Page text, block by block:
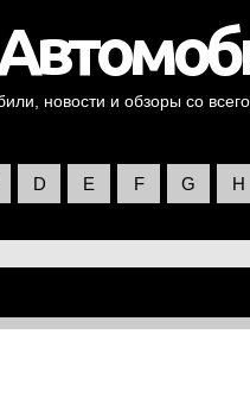
новости и обзоры со
D E F G H